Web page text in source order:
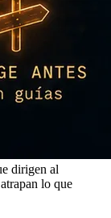
dirigen al
lo que